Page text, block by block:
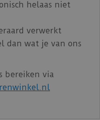
€ 0 , 00
helaas niet
verwerkt
dan wat je van ons
bereiken via